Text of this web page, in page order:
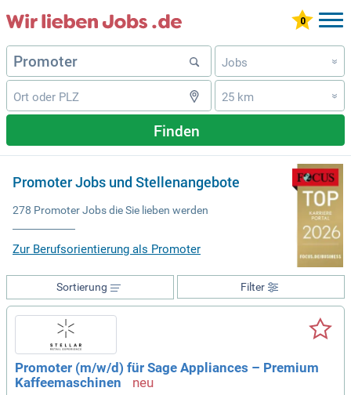
Jobs »
25 km »
Finden
Promoter Jobs und Stellenangebote
278 Promoter Jobs die Sie lieben werden
Zur Berufsorientierung als Promoter
Filter
Sortierung
Promoter (m/w/d) für Sage Appliances – Premium
Kaffeemaschinen